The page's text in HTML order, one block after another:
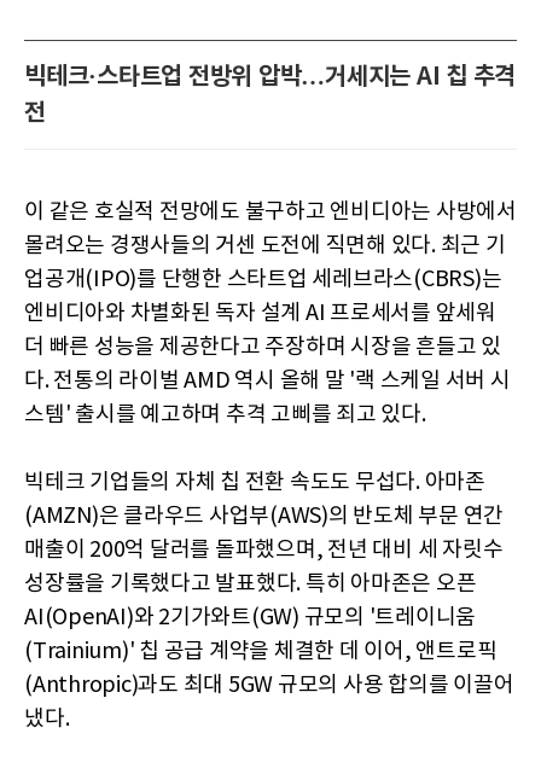
빅테크·스타트업 전방위 압박…거세지는 AI 칩 추격
전
이 같은 호실적 전망에도 불구하고 엔비디아는 사방에서
몰려오는 경쟁사들의 거센 도전에 직면해 있다. 최근 기
업공개(IPO)를 단행한 스타트업 세레브라스(CBRS)는
엔비디아와 차별화된 독자 설계 AI 프로세서를 앞세워
더 빠른 성능을 제공한다고 주장하며 시장을 흔들고 있
다. 전통의 라이벌 AMD 역시 올해 말 '랙 스케일 서버 시
스템' 출시를 예고하며 추격 고삐를 죄고 있다.
빅테크 기업들의 자체 칩 전환 속도도 무섭다. 아마존
(AMZN)은 클라우드 사업부(AWS)의 반도체 부문 연간
매출이 200억 달러를 돌파했으며, 전년 대비 세 자릿수
성장률을 기록했다고 발표했다. 특히 아마존은 오픈
AI(OpenAI)와 2기가와트(GW) 규모의 '트레이니움
(Trainium)' 칩 공급 계약을 체결한 데 이어, 앤트로픽
(Anthropic)과도 최대 5GW 규모의 사용 합의를 이끌어
냈다.